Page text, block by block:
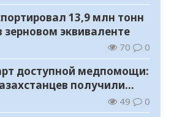
13,9 млн тонн
зерновом эквиваленте
70 0
доступной медпомощи:
получили
услуги
49 0